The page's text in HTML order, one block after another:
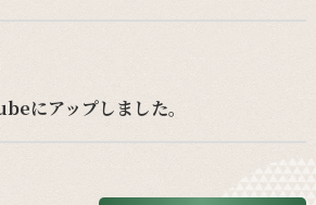
にアップしました。